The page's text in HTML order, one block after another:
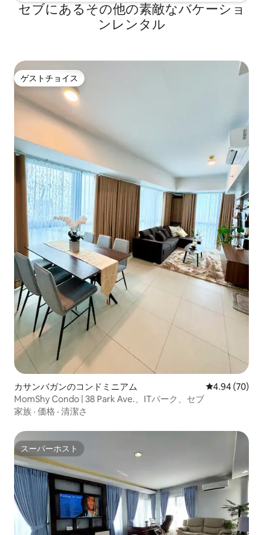
セブにあるその他の素敵なバケーショ
ンレンタル
ゲストチョイス
ゲストチョイス
カサンバガンのコンドミニアム レビュー70
4.94 (70)
MomShy Condo | 38 Park Ave.、ITパーク、セブ
家族 · 価格 · 清潔さ
スーパーホスト
スーパーホスト